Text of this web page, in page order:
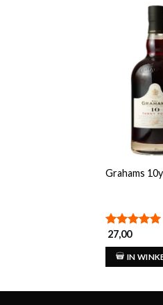
Grahams
Gewaardeerd
5.00uit 5
27,00
IN